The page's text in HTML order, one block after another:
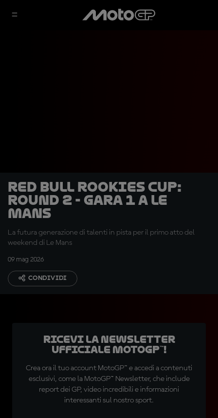
Red Bull Rookies Cup:
Round 2 - Gara 1 a Le
Mans
La futura generazione di talenti in pista per il primo atto del
weekend di Le Mans
09 mag 2026
CONDIVIDI
Ricevi la newsletter
ufficiale MotoGP™!
Crea ora il tuo account MotoGP™ e accedi a contenuti
esclusivi, come la MotoGP™ Newsletter, che include
report dei GP, video incredibili e informazioni
interessanti sul nostro sport.